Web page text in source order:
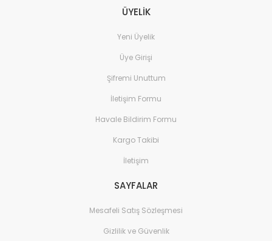
ÜYELİK
Yeni Üyelik
Üye Girişi
Şifremi Unuttum
İletişim Formu
Havale Bildirim Formu
Kargo Takibi
İletişim
SAYFALAR
Mesafeli Satış Sözleşmesi
Gizlilik ve Güvenlik